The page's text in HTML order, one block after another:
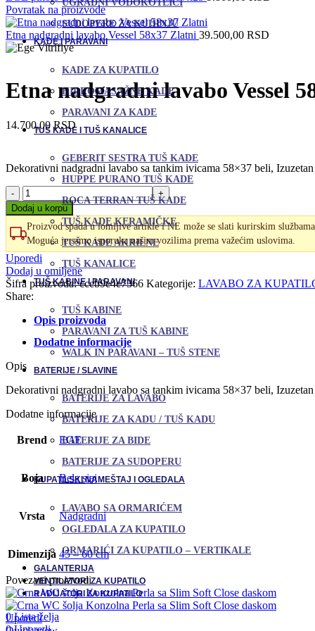
UGRADNI VODOKOTLIĆI
SUDOPERE ZA KUHINJU
KADE I PARAVANI
KADE ZA KUPATILO
HIDROMASAŽNE KADE
PARAVANI ZA KADE
TUŠ KADE I TUŠ KANALICE
GEBERIT SESTRA TUŠ KADE
HUPPE PURANO TUŠ KADE
ROCA TERRAN TUŠ KADE
TUŠ KADE KERAMIČKE
TUŠ KADE AKRILNE
TUŠ KANALICE
TUŠ KABINE I PARAVANI
TUŠ KABINE
PARAVANI ZA TUŠ KABINE
WALK IN PARAVANI – TUŠ STENE
BATERIJE / SLAVINE
BATERIJE ZA LAVABO
BATERIJE ZA KADU / TUŠ KADU
BATERIJE ZA BIDE
BATERIJE ZA SUDOPERU
KUPATILSKI NAMEŠTAJ I OGLEDALA
LAVABO SA ORMARIĆEM
OGLEDALA ZA KUPATILO
ORMARIĆI ZA KUPATILO – VERTIKALE
GALANTERIJA
VENTILATORI ZA KUPATILO
RADIJATORI ZA KUPATILO
0Lista želja
Povratak na proizvode
Etna nadgradni lavabo Vessel 58x37 Zlatni 39.500,00 RSD
Etna nadgradni lavabo Vessel
14.700,00RSD
Dekorativni nadgradni lavabo sa tankim ivicama 58×37 beli,
Etna
nadgradni
lavabo
Vessel
58x37
količina
Dodaj u korpu
Proizvod spada u lomljive artikle i NE može se slati kurirskim službama.
Moguća je samo isporuka našim vozilima prema važećim uslovima.
Uporedi
Dodaj u omiljene
Šifra proizvoda:cceb9e4e7366 Kategorije: LAVABO ZA
Share:
Opis proizvoda
Dodatne informacije
Opis
Dekorativni nadgradni lavabo sa tankim ivicama 58×37 beli,
Dodatne informacije
Brend EGE
Boja Bela sjaj
Vrsta Nadgradni
Dimenzija 45 – 60 cm
Povezani proizvodi
Uporedi